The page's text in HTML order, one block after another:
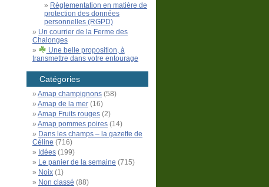
Règlementation en matière de
protection des données
personnelles (RGPD)
Un courrier de la Ferme des
Chalonges
Une belle proposition, à
transmettre dans votre entourage
Catégories
Amap champignons (58)
Amap de la mer (16)
Amap Fruits rouges (2)
Amap pommes poires (14)
Dans les champs – la gazette de
Céline (716)
Idées (199)
Le panier de la semaine (715)
Noix (1)
Non classé (88)